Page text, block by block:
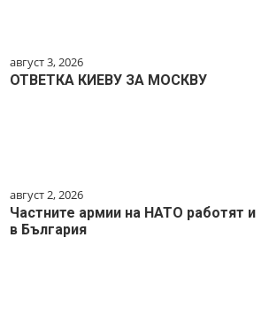
август 3, 2026
ОТВЕТКА КИЕВУ ЗА МОСКВУ
август 2, 2026
Частните армии на НАТО работят и
в България